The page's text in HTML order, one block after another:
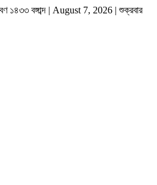
১৪৩৩ বঙ্গাব্দ | August 7, 2026 |শুক্রবার